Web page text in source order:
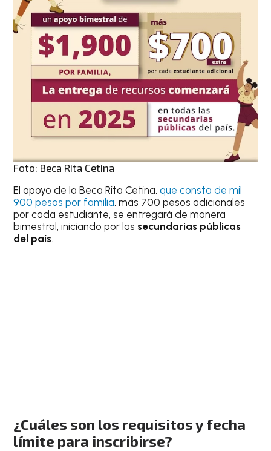
Foto: Beca Rita Cetina
El apoyo de la Beca Rita Cetina,que consta de mil
900 pesos por familia, más 700 pesos adicionales
por cada estudiante, se entregará de manera
bimestral, iniciando por las secundarias públicas
del país.
¿Cuáles son los requisitos y fecha
límite para inscribirse?